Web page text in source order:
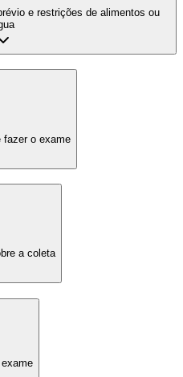
e restrições de alimentos ou
fazer o exame
a coleta